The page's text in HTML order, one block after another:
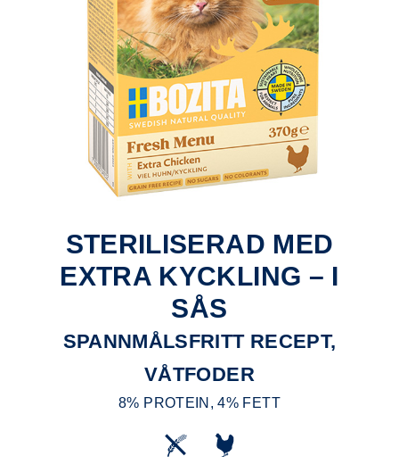
STERILISERAD MED
EXTRA KYCKLING – I
SÅS
SPANNMÅLSFRITT RECEPT,
VÅTFODER
8% PROTEIN, 4% FETT